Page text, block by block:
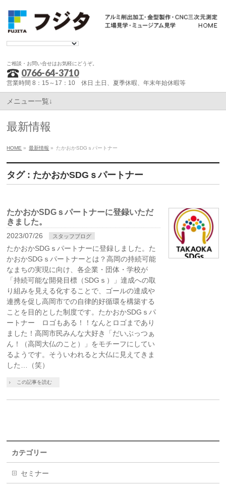
ご相談・お問い合せはお気軽にどうぞ。
0766-64-3710
営業時間 8：15～17：10 休日 土日、夏季休暇、年末年始休暇等
メニュー一覧↓
最新情報
HOME » 最新情報 » たかおかSDGｓパートナー
タグ : たかおかSDGｓパートナー
たかおかSDGｓパートナーに登録いただ
きました。
2023/07/26 スタッフブログ
たかおかSDGｓパートナーに登録しました。た
かおかSDGｓパートナーとは？高岡の持続可能
なまちの実現に向け、各企業・団体・学校が
「持続可能な開発目標（SDGｓ）」達成への取
り組みを見える化することで、ゴールの達成や
連携を促し高岡市での自律的好循環を構築する
ことを目的とした制度です。たかおかSDGｓパ
ートナー ロゴもある！！なんとロゴまであり
ました！高岡市民みんな大好き「だいぶっつぁ
ん！（高岡大仏のこと）」をモチーフにしてい
るようです。そういわれると大仏に見えてきま
した…（笑）
この記事を読む
カテゴリー
セミナー